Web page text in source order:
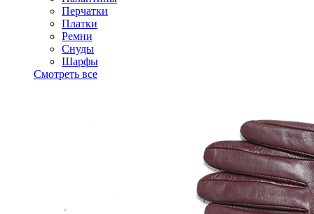
Перчатки
Платки
Ремни
Снуды
Шарфы
Смотреть все